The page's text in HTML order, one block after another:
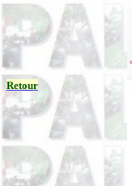
Retour